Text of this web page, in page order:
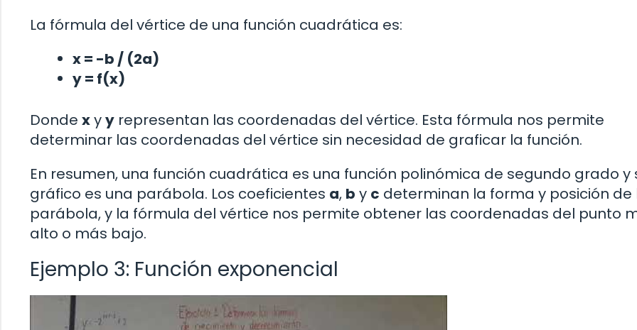
La fórmula del vértice de una función cuadrática es:
x = -b / (2a)
y = f(x)
Donde xyy representan las coordenadas del vértice. Esta fórmula nos permite
determinar las coordenadas del vértice sin necesidad de graficar la función.
En resumen, una función cuadrática es una función polinómica de segundo grado y
gráfico es una parábola. Los coeficientes a, b y c determinan la forma y posición de
parábola, y la fórmula del vértice nos permite obtener las coordenadas del punto
alto o más bajo.
Ejemplo 3: Función exponencial